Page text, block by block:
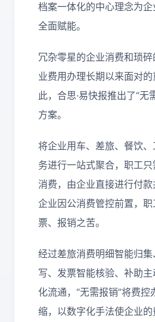
档案一体化的中心理念为
全面赋能。
冗杂零星的企业消费和琐
业费用办理长期以来面对的
此，合思·易快报推出了“无
方案。
将企业用车、差旅、餐饮
务进行一站式聚合，职工
消费，由企业直接进行付款
企业因公消费管控前置，
票、报销之苦。
经过差旅消费明细智能归
写、发票智能核验、补助
化流通，“无需报销”将费控
缩，以数字化手法使企业